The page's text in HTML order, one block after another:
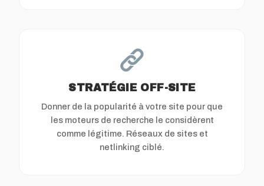
STRATÉGIE OFF-SITE
Donner de la popularité à votre site pour que
les moteurs de recherche le considèrent
comme légitime. Réseaux de sites et
netlinking ciblé.